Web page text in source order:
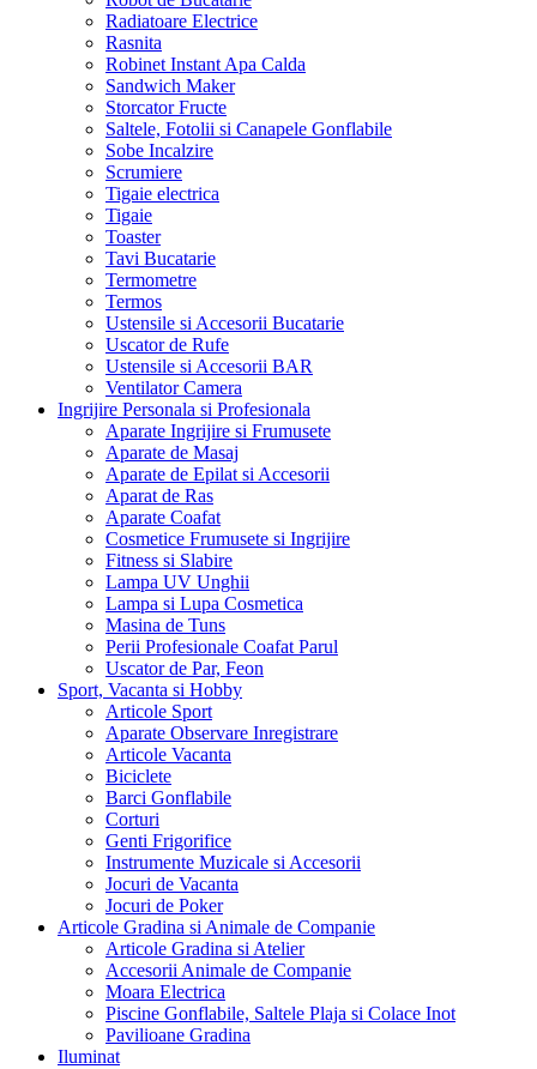
Radiatoare Electrice
Rasnita
Robinet Instant Apa Calda
Sandwich Maker
Storcator Fructe
Saltele, Fotolii si Canapele Gonflabile
Sobe Incalzire
Scrumiere
Tigaie electrica
Tigaie
Toaster
Tavi Bucatarie
Termometre
Termos
Ustensile si Accesorii Bucatarie
Uscator de Rufe
Ustensile si Accesorii BAR
Ventilator Camera
Ingrijire Personala si Profesionala
Aparate Ingrijire si Frumusete
Aparate de Masaj
Aparate de Epilat si Accesorii
Aparat de Ras
Aparate Coafat
Cosmetice Frumusete si Ingrijire
Fitness si Slabire
Lampa UV Unghii
Lampa si Lupa Cosmetica
Masina de Tuns
Perii Profesionale Coafat Parul
Uscator de Par, Feon
Sport, Vacanta si Hobby
Articole Sport
Aparate Observare Inregistrare
Articole Vacanta
Biciclete
Barci Gonflabile
Corturi
Genti Frigorifice
Instrumente Muzicale si Accesorii
Jocuri de Vacanta
Jocuri de Poker
Articole Gradina si Animale de Companie
Articole Gradina si Atelier
Accesorii Animale de Companie
Moara Electrica
Piscine Gonflabile, Saltele Plaja si Colace Inot
Pavilioane Gradina
Iluminat